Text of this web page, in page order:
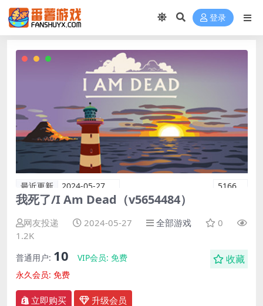
登录
最近更新 2024-05-27 5166
我死了/I Am Dead（v5654484）
网友投递 2024-05-27 全部游戏
0
1.2K
普通用户: 10 VIP会员: 免费
永久会员: 免费
收藏
立即购买 升级会员